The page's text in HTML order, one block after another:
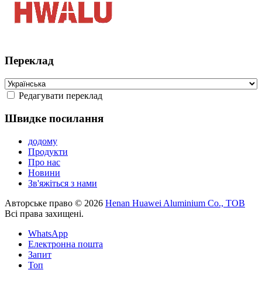
Переклад
Редагувати переклад
Швидке посилання
додому
Продукти
Про нас
Новини
Зв'яжіться з нами
Авторське право © 2026 Henan Huawei Aluminium Co., ТОВ
Всі права захищені.
WhatsApp
Електронна пошта
Запит
Топ